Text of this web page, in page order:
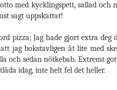
med kycklingspett, sallad
sagt uppskattat!
pizza; Jag hade gjort extra
jag bokstavligen åt lite med
och sedan nötkebab. Extremt
idag, inte helt fel det heller.